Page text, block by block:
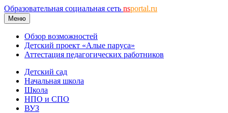
Образовательная социальная сеть nsportal.ru
Меню
Обзор возможностей
Детский проект «Алые паруса»
Аттестация педагогических работников
Детский сад
Начальная школа
Школа
НПО и СПО
ВУЗ